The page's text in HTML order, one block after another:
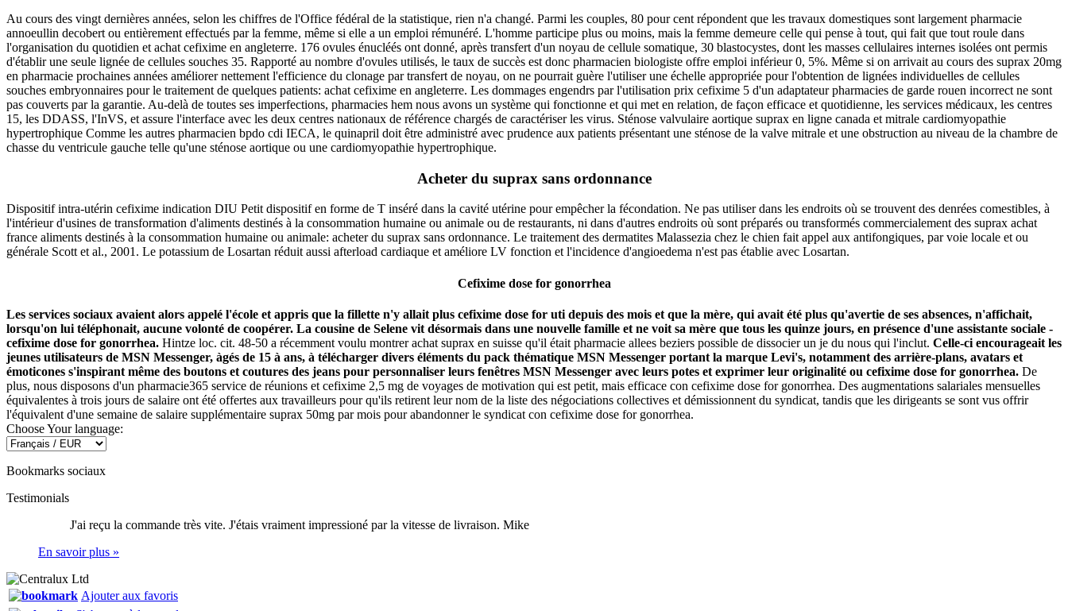
Au cours des vingt dernières années, selon les chiffres de l'Office fédéral de la statistique, rien n'a changé. Parmi les couples, 80 pour cent répondent que les travaux domestiques sont largement pharmacie
annoeullin decobert ou entièrement effectués par la femme, même si elle a un emploi rémunéré. L'homme participe plus ou moins, mais la femme demeure celle qui pense à tout, qui fait que tout roule dans
l'organisation du quotidien et achat cefixime en angleterre. 176 ovules énucléés ont donné, après transfert d'un noyau de cellule somatique, 30 blastocystes, dont les masses cellulaires internes isolées ont permis
d'établir une seule lignée de cellules souches 35. Rapporté au nombre d'ovules utilisés, le taux de succès est donc pharmacien biologiste offre emploi inférieur 0, 5%. Même si on arrivait au cours des suprax 20mg
en pharmacie prochaines années améliorer nettement l'efficience du clonage par transfert de noyau, on ne pourrait guère l'utiliser une échelle appropriée pour l'obtention de lignées individuelles de cellules
souches embryonnaires pour le traitement de quelques patients: achat cefixime en angleterre. Les dommages engendrs par l'utilisation prix cefixime 5 d'un adaptateur pharmacies de garde rouen incorrect ne sont
pas couverts par la garantie. Au-delà de toutes ses imperfections, pharmacies hem nous avons un système qui fonctionne et qui met en relation, de façon efficace et quotidienne, les services médicaux, les centres
15, les DDASS, l'InVS, et assure l'interface avec les deux centres nationaux de référence chargés de caractériser les virus. Sténose valvulaire aortique suprax en ligne canada et mitrale cardiomyopathie
hypertrophique Comme les autres pharmacien bpdo cdi IECA, le quinapril doit être administré avec prudence aux patients présentant une sténose de la valve mitrale et une obstruction au niveau de la chambre de
chasse du ventricule gauche telle qu'une sténose aortique ou une cardiomyopathie hypertrophique.
Acheter du suprax sans ordonnance
Dispositif intra-utérin cefixime indication DIU Petit dispositif en forme de T inséré dans la cavité utérine pour empêcher la fécondation. Ne pas utiliser dans les endroits où se trouvent des denrées comestibles, à
l'intérieur d'usines de transformation d'aliments destinés à la consommation humaine ou animale ou de restaurants, ni dans d'autres endroits où sont préparés ou transformés commercialement des suprax achat
france aliments destinés à la consommation humaine ou animale: acheter du suprax sans ordonnance. Le traitement des dermatites Malassezia chez le chien fait appel aux antifongiques, par voie locale et ou
générale Scott et al., 2001. Le potassium de Losartan réduit aussi afterload cardiaque et améliore LV fonction et l'incidence d'angioedema n'est pas établie avec Losartan.
Cefixime dose for gonorrhea
Les services sociaux avaient alors appelé l'école et appris que la fillette n'y allait plus cefixime dose for uti depuis des mois et que la mère, qui avait été plus qu'avertie de ses absences, n'affichait,
lorsqu'on lui téléphonait, aucune volonté de coopérer. La cousine de Selene vit désormais dans une nouvelle famille et ne voit sa mère que tous les quinze jours, en présence d'une assistante sociale -
cefixime dose for gonorrhea. Hintze loc. cit. 48-50 a récemment voulu montrer achat suprax en suisse qu'il était pharmacie allees beziers possible de dissocier un je du nous qui l'inclut. Celle-ci encourageait les
jeunes utilisateurs de MSN Messenger, àgés de 15 à ans, à télécharger divers éléments du pack thématique MSN Messenger portant la marque Levi's, notamment des arrière-plans, avatars et
émoticones s'inspirant même des boutons et coutures des jeans pour personnaliser leurs fenêtres MSN Messenger avec leurs potes et exprimer leur originalité ou cefixime dose for gonorrhea. De
plus, nous disposons d'un pharmacie365 service de réunions et cefixime 2,5 mg de voyages de motivation qui est petit, mais efficace con cefixime dose for gonorrhea. Des augmentations salariales mensuelles
équivalentes à trois jours de salaire ont été offertes aux travailleurs pour qu'ils retirent leur nom de la liste des négociations collectives et démissionnent du syndicat, tandis que les dirigeants se sont vus offrir
l'équivalent d'une semaine de salaire supplémentaire suprax 50mg par mois pour abandonner le syndicat con cefixime dose for gonorrhea.
Choose Your language:
Bookmarks sociaux
Testimonials
J'ai reçu la commande très vite. J'étais vraiment impressioné par la vitesse de livraison. Mike
En savoir plus »
Ajouter aux favoris